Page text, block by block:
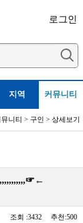
로그인
지역 커뮤니티
니티 > 구인 > 상세보기
조회 :3432 추천:500